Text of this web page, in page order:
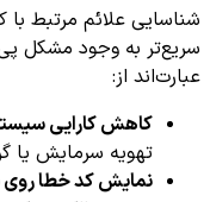
سریع‌تر به وجود مشکل پی
عبارت‌اند از:
کاهش کارایی
تهویه سرمایش یا
نمایش کد خطا روی